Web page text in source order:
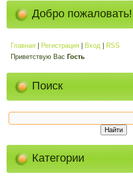
Добро пожаловать!
Главная Регистрация Вход
RSS
Приветствую Вас Гость
Поиск
Категории